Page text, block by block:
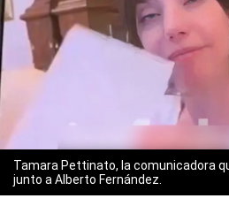
Tamara Pettinato, la comunicadora
junto a Alberto Fernández.